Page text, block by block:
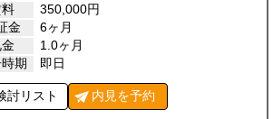
350,000円
金
6ヶ月
1.0ヶ月
時期
即日
討リスト 内見を予約